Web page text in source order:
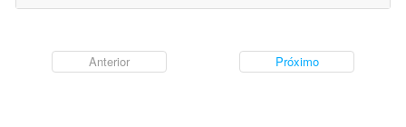
Anterior Próximo